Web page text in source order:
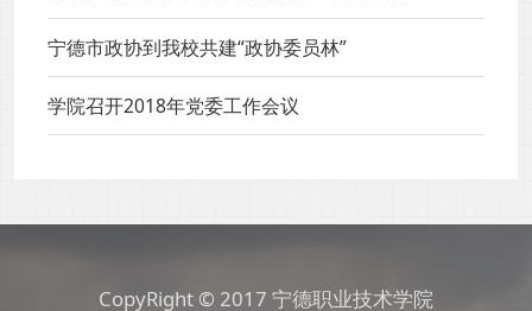
宁德市政协到我校共建“政协委员林”
学院召开2018年党委工作会议
CopyRight © 2017 宁德职业技术学院